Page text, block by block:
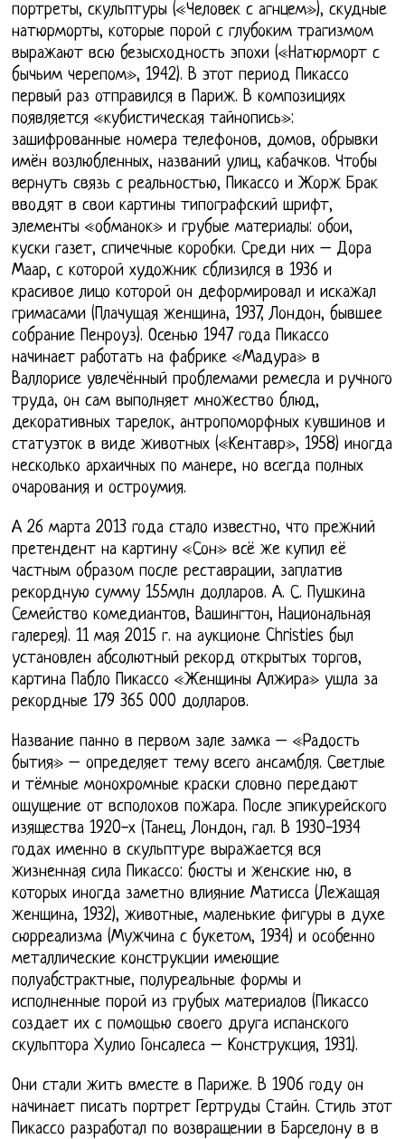
портреты, скульптуры («Человек с агнцем»), скудные
натюрморты, которые порой с глубоким трагизмом
выражают всю безысходность эпохи («Натюрморт с
бычьим черепом», 1942). В этот период Пикассо
первый раз отправился в Париж. В композициях
появляется «кубистическая тайнопись»:
зашифрованные номера телефонов, домов, обрывки
имён возлюбленных, названий улиц, кабачков. Чтобы
вернуть связь с реальностью, Пикассо и Жорж Брак
вводят в свои картины типографский шрифт,
элементы «обманок» и грубые материалы: обои,
куски газет, спичечные коробки. Среди них – Дора
Маар, с которой художник сблизился в 1936 и
красивое лицо которой он деформировал и искажал
гримасами (Плачущая женщина, 1937, Лондон, бывшее
собрание Пенроуз). Осенью 1947 года Пикассо
начинает работать на фабрике «Мадура» в
Валлорисе увлечённый проблемами ремесла и ручного
труда, он сам выполняет множество блюд,
декоративных тарелок, антропоморфных кувшинов и
статуэток в виде животных («Кентавр», 1958) иногда
несколько архаичных по манере, но всегда полных
очарования и остроумия.
А 26 марта 2013 года стало известно, что прежний
претендент на картину «Сон» всё же купил её
частным образом после реставрации, заплатив
рекордную сумму 155млн долларов. А. С. Пушкина
Семейство комедиантов, Вашингтон, Национальная
галерея). 11 мая 2015 г. на аукционе Christies был
установлен абсолютный рекорд открытых торгов,
картина Пабло Пикассо «Женщины Алжира» ушла за
рекордные 179 365 000 долларов.
Название панно в первом зале замка – «Радость
бытия» – определяет тему всего ансамбля. Светлые
и тёмные монохромные краски словно передают
ощущение от всполохов пожара. После эпикурейского
изящества 1920-х (Танец, Лондон, гал. В 1930-1934
годах именно в скульптуре выражается вся
жизненная сила Пикассо: бюсты и женские ню, в
которых иногда заметно влияние Матисса (Лежащая
женщина, 1932), животные, маленькие фигуры в духе
сюрреализма (Мужчина с букетом, 1934) и особенно
металлические конструкции имеющие
полуабстрактные, полуреальные формы и
исполненные порой из грубых материалов (Пикассо
создает их с помощью своего друга испанского
скульптора Хулио Гонсалеса – Конструкция, 1931).
Они стали жить вместе в Париже. В 1906 году он
начинает писать портрет Гертруды Стайн. Стиль этот
Пикассо разработал по возвращении в Барселону в в